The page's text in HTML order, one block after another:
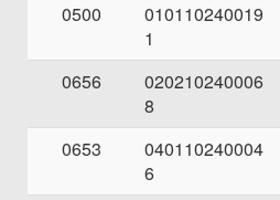
0500
010110240019
1
0656
020210240006
8
0653
040110240004
6